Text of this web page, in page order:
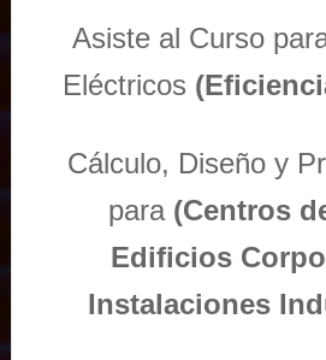
Asiste al Curso
Eléctricos
Cálculo, Diseño y
para (Centros
Edificios
Instalaciones